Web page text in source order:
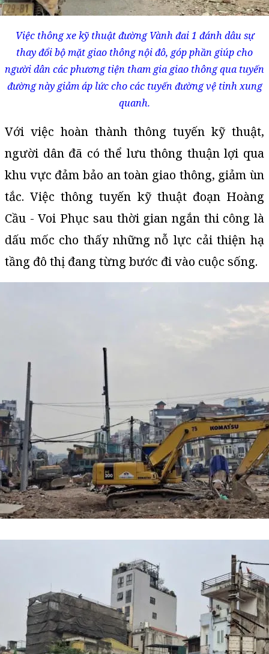
Việc thông xe kỹ thuật đường Vành đai 1 đánh dâu sự
thay đổi bộ mặt giao thông nội đô, góp phần giúp cho
người dân các phương tiện tham gia giao thông qua tuyến
đường này giảm áp lức cho các tuyến đường vệ tinh xung
quanh.
Với việc hoàn thành thông tuyến kỹ thuật,
người dân đã có thể lưu thông thuận lợi qua
khu vực đảm bảo an toàn giao thông, giảm ùn
tắc. Việc thông tuyến kỹ thuật đoạn Hoàng
Cầu - Voi Phục sau thời gian ngắn thi công là
dấu mốc cho thấy những nỗ lực cải thiện hạ
tầng đô thị đang từng bước đi vào cuộc sống.